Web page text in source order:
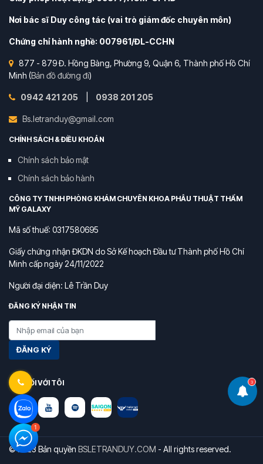
3
Nơi bác sĩ Duy công tác (vai trò giám đốc chuyên môn)
Chứng chỉ hành nghề: 007961/ĐL-CCHN
877 - 879 Đ. Hồng Bàng, Phường 9, Quận 6, Thành phố Hồ Chí
Minh (Bản đồ đường đi)
0942 421 205 0938 201 205
Bs.letranduy@gmail.com
CHÍNH SÁCH & ĐIỀU KHOẢN
Chính sách bảo mật
Chính sách bảo hành
CÔNG TY TNHH PHÒNG KHÁM CHUYÊN KHOA PHẪU THUẬT THẨM
MỸ GALAXY
Mã số thuế: 0317580695
Giấy chứng nhận ĐKDN do Sở Kế hoạch Đầu tư Thành phố Hồ Chí
Minh cấp ngày 24/11/2022
Người đại diện: Lê Trần Duy
ĐĂNG KÝ NHẬN TIN
ĐĂNG KÝ
KẾT NỐI VỚI TÔI
© 2023 Bản quyền BSLETRANDUY.COM - All rights reserved.